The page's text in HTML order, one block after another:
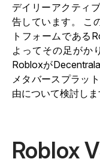
デイリーアクティ
告しています。
こ
トフォームである
よってその足がか
Robloxが
メタバースプラッ
由について検討しま
Roblox